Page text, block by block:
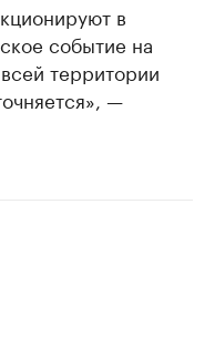
в
событие на
территории
—